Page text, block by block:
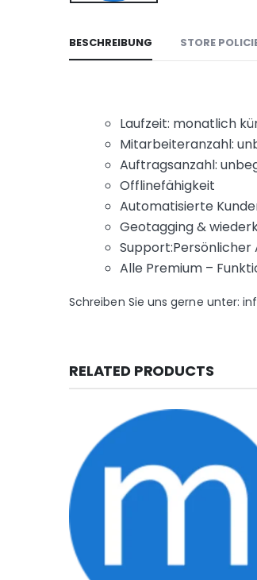
BESCHREIBUNG STORE
Laufzeit: monatlich
Mitarbeiteranzahl:
Auftragsanzahl:
Offlinefähigkeit
Automatisierte
Geotagging &
Alle Premium –
Schreiben Sie uns gerne unter:
RELATED PRODUCTS